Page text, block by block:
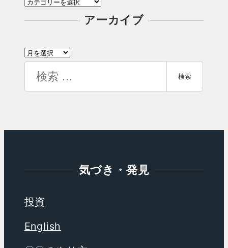
テ
リ
アーカイブ
ア
カ
索
検索
気づき・発見
投資
English